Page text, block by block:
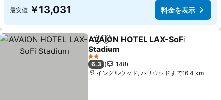
最安値 ￥13,031 料金を表示
シェアお気に入りに追加
AVAION HOTEL LAX-SoFi
Stadium
料金を表示
2 ホテルのランク
6.3
148
イングルウッド, ハリウッドまで16.4 km